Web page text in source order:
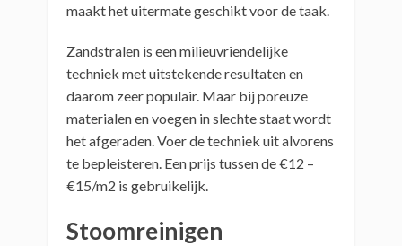
maakt het uitermate geschikt voor de taak.
Zandstralen is een milieuvriendelijke
techniek met uitstekende resultaten en
daarom zeer populair. Maar bij poreuze
materialen en voegen in slechte staat wordt
het afgeraden. Voer de techniek uit alvorens
te bepleisteren. Een prijs tussen de €12 –
€15/m2 is gebruikelijk.
Stoomreinigen